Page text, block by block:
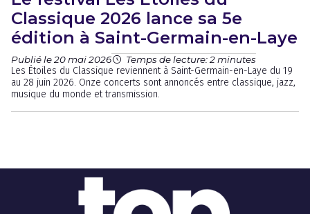
Classique 2026 lance sa 5e
édition à Saint-Germain-en-Laye
Publié le 20 mai 2026 Temps de lecture: 2 minutes
Les Étoiles du Classique reviennent à Saint-Germain-en-Laye du 19
au 28 juin 2026. Onze concerts sont annoncés entre classique, jazz,
musique du monde et transmission.